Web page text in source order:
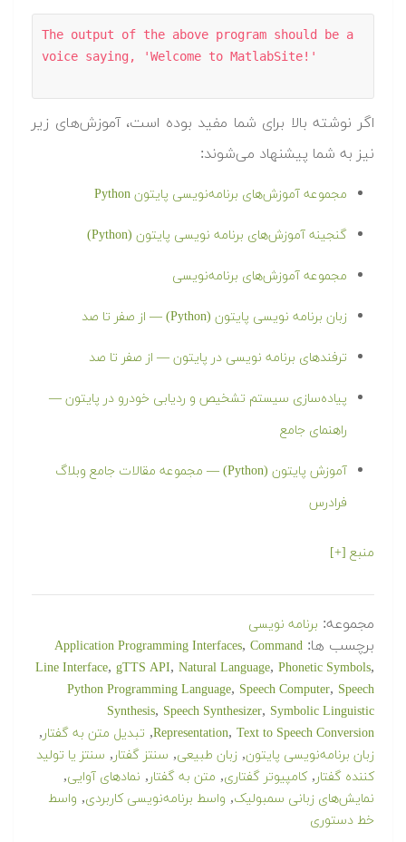
The output of the above program should be a
voice saying, 'Welcome to MatlabSite!'
اگر نوشته بالا برای شما مفید بوده است، آموزش‌های زیر
نیز به شما پیشنهاد می‌شوند:
مجموعه آموزش‌های برنامه‌نویسی پایتون Python
گنجینه آموزش‌های برنامه نویسی پایتون (Python)
مجموعه آموزش‌های برنامه‌نویسی
زبان برنامه نویسی پایتون (Python) — از صفر تا صد
ترفندهای برنامه نویسی در پایتون — از صفر تا صد
پیاده‌سازی سیستم تشخیص و ردیابی خودرو در پایتون —
راهنمای جامع
آموزش پایتون (Python) — مجموعه مقالات جامع وبلاگ
فرادرس
منبع [+]
مجموعه: برنامه نویسی
برچسب ها: Application Programming Interfaces, Command
Line Interface, gTTS API, Natural Language, Phonetic Symbols,
Python Programming Language, Speech Computer, Speech
Synthesis, Speech Synthesizer, Symbolic Linguistic
Representation, Text to Speech Conversion
, تبدیل متن به گفتار ,
زبان برنامه‌‌نویسی پایتون, زبان طبیعی, سنتز گفتار , سنتز یا تولید
کننده گفتار ,کامپیوتر گفتاری, متن به گفتار , نماد‌های آوایی,
نمایش‌های زبانی سمبولیک, واسط برنامه‌نویسی کاربردی, واسط
خط دستوری